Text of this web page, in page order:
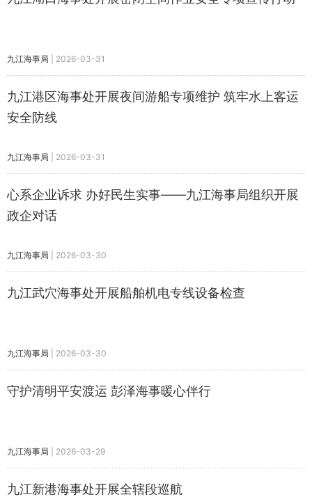
九江海事局 2026-03-31
九江港区海事处开展夜间游船专项维护 筑牢水上客运
安全防线
九江海事局 2026-03-31
心系企业诉求 办好民生实事——九江海事局组织开展
政企对话
九江海事局 2026-03-30
九江武穴海事处开展船舶机电专线设备检查
九江海事局 2026-03-30
守护清明平安渡运 彭泽海事暖心伴行
九江海事局 2026-03-29
九江新港海事处开展全辖段巡航